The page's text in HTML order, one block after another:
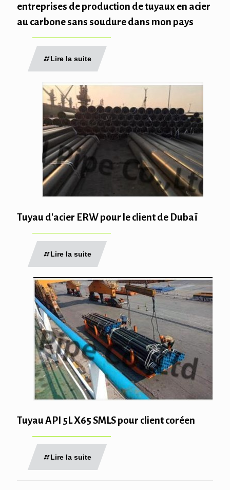
entreprises de production de tuyaux en acier
au carbone sans soudure dans mon pays
Lire la suite
Tuyau d'acier ERW pour le client de Dubaï
Lire la suite
Tuyau API 5L X65 SMLS pour client coréen
Lire la suite